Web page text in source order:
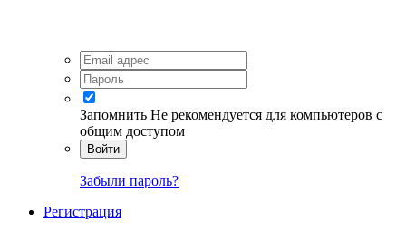
Запомнить Не рекомендуется для компьютеров с
общим доступом
Войти
Забыли пароль?
Регистрация